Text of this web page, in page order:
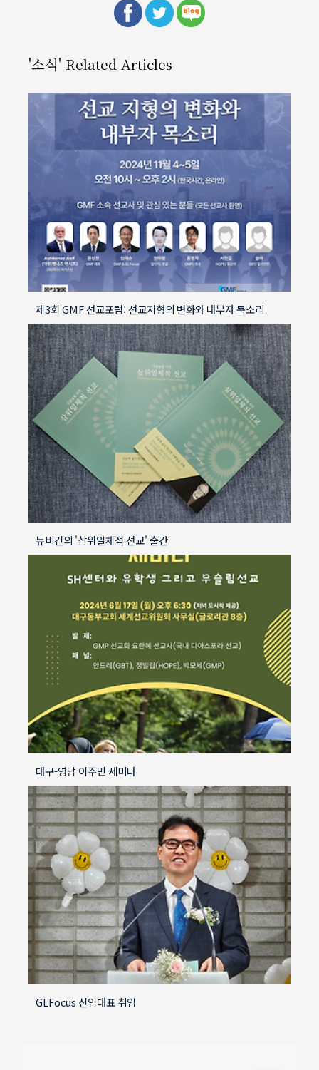
'소식' Related Articles
제3회 GMF 선교포럼: 선교지형의 변화와 내부자 목소리
뉴비긴의 '삼위일체적 선교' 출간
대구-영남 이주민 세미나
GLFocus 신임대표 취임